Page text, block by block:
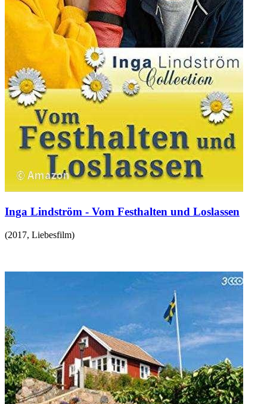
Inga Lindström - Vom Festhalten und Loslassen
(2017, Liebesfilm)